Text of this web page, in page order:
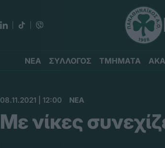
ΝΕΑ ΣΥΛΛΟΓΟΣ ΤΜΗΜΑΤΑ
08.11.2021 | 12:00 ΝΕΑ
Με νίκες